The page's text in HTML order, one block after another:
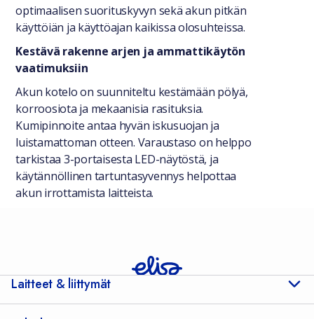
optimaalisen suorituskyvyn sekä akun pitkän
käyttöiän ja käyttöajan kaikissa olosuhteissa.
Kestävä rakenne arjen ja ammattikäytön
vaatimuksiin
Akun kotelo on suunniteltu kestämään pölyä,
korroosiota ja mekaanisia rasituksia.
Kumipinnoite antaa hyvän iskusuojan ja
luistamattoman otteen. Varaustaso on helppo
tarkistaa 3-portaisesta LED-näytöstä, ja
käytännöllinen tartuntasyvennys helpottaa
akun irrottamista laitteista.
Laitteet & liittymät